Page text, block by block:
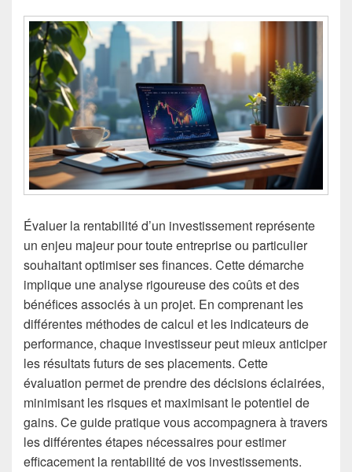
Évaluer la rentabilité d’un investissement représente
un enjeu majeur pour toute entreprise ou particulier
souhaitant optimiser ses finances. Cette démarche
implique une analyse rigoureuse des coûts et des
bénéfices associés à un projet. En comprenant les
différentes méthodes de calcul et les indicateurs de
performance, chaque investisseur peut mieux anticiper
les résultats futurs de ses placements. Cette
évaluation permet de prendre des décisions éclairées,
minimisant les risques et maximisant le potentiel de
gains. Ce guide pratique vous accompagnera à travers
les différentes étapes nécessaires pour estimer
efficacement la rentabilité de vos investissements.